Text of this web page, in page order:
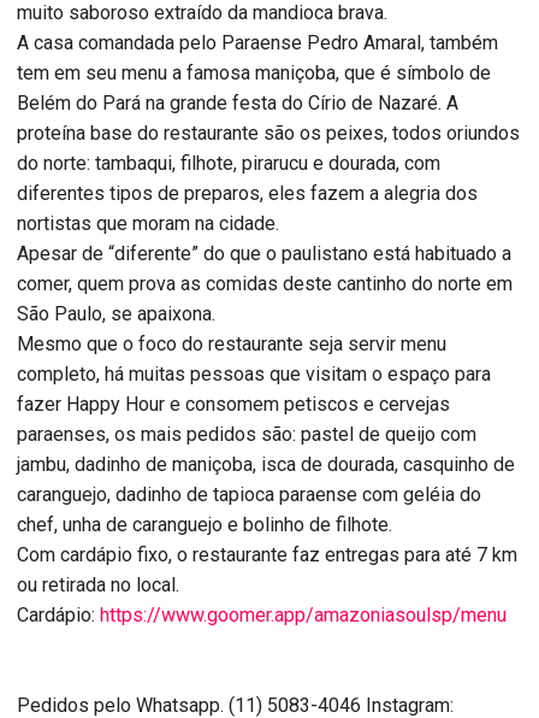
muito saboroso extraído da mandioca brava.
A casa comandada pelo Paraense Pedro Amaral, também
tem em seu menu a famosa maniçoba, que é símbolo de
Belém do Pará na grande festa do Círio de Nazaré. A
proteína base do restaurante são os peixes, todos oriundos
do norte: tambaqui, filhote, pirarucu e dourada, com
diferentes tipos de preparos, eles fazem a alegria dos
nortistas que moram na cidade.
Apesar de “diferente” do que o paulistano está habituado a
comer, quem prova as comidas deste cantinho do norte em
São Paulo, se apaixona.
Mesmo que o foco do restaurante seja servir menu
completo, há muitas pessoas que visitam o espaço para
fazer Happy Hour e consomem petiscos e cervejas
paraenses, os mais pedidos são: pastel de queijo com
jambu, dadinho de maniçoba, isca de dourada, casquinho de
caranguejo, dadinho de tapioca paraense com geléia do
chef, unha de caranguejo e bolinho de filhote.
Com cardápio fixo, o restaurante faz entregas para até 7 km
ou retirada no local.
Cardápio: https://www.goomer.app/amazoniasoulsp/menu
Pedidos pelo Whatsapp. (11) 5083-4046 Instagram: